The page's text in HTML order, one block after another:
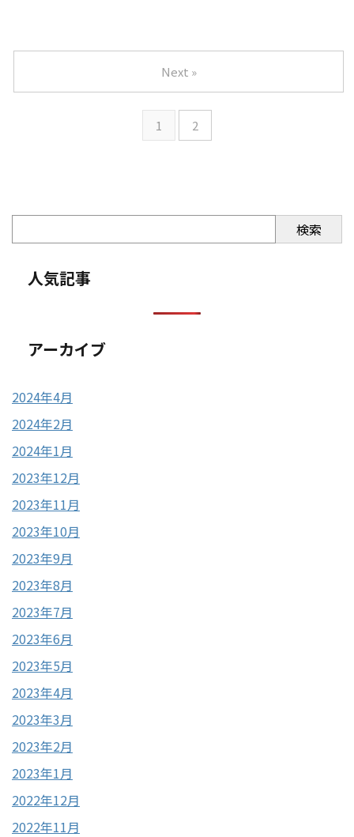
1 2
Next »
検索
人気記事
アーカイブ
2024年4月
2024年2月
2024年1月
2023年12月
2023年11月
2023年10月
2023年9月
2023年8月
2023年7月
2023年6月
2023年5月
2023年4月
2023年3月
2023年2月
2023年1月
2022年12月
2022年11月